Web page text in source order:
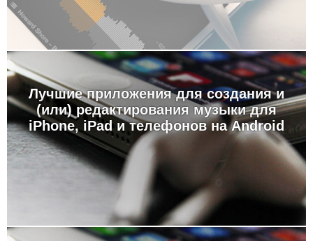
Лучшие приложения для создания и
(или) редактирования музыки для
iPhone, iPad и телефонов на Android